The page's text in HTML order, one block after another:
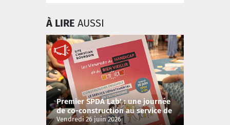
À LIRE AUSSI
Premier SPDA Lab' : une journée
de co-construction au service de
l'autonomie
Vendredi 26 juin 2026